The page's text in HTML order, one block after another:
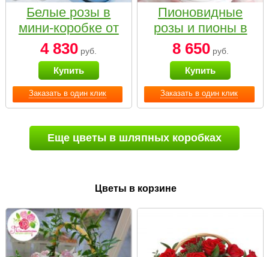
Заказать в один клик
Белые розы в
мини-коробке от
Bella Fiori
4 830 руб.
Купить
Заказать в один клик
Пионовидные
розы и пионы в
белой коробке
Small
8 650руб.
Купить
Еще цветы в шляпных коробках
Цветы в корзине